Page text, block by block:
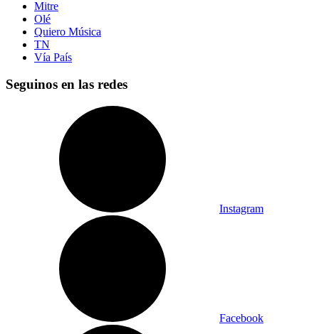
Mitre
Olé
Quiero Música
TN
Vía País
Seguinos en las redes
Instagram
Facebook